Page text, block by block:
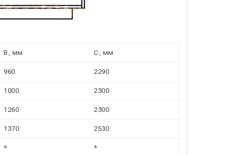
В, мм С, мм
960 2290
1000 2300
1260 2300
1370 2530
* *